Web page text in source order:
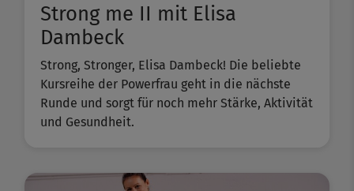
Strong me II mit Elisa
Dambeck
Strong, Stronger, Elisa Dambeck! Die beliebte
Kursreihe der Powerfrau geht in die nächste
Runde und sorgt für noch mehr Stärke, Aktivität
und Gesundheit.